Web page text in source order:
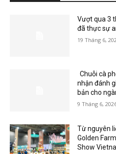
Vượt qua 3
đã thực sự
19 Tháng 6,
Chuỗi cà
nhận đánh
bản cho
9 Tháng 6,
Từ nguyên
Golden
Show